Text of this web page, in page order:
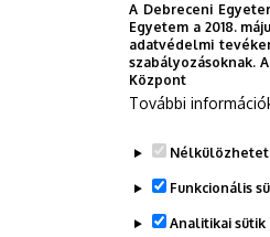
A Debreceni
Egyetem a 2018.
adatvédelmi
szabályozásoknak.
Központ
További
Funkcionális
Analitikai sütik